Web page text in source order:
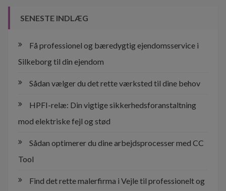
SENESTE INDLÆG
Få professionel og bæredygtig ejendomsservice i
Silkeborg til din ejendom
Sådan vælger du det rette værksted til dine behov
HPFI-relæ: Din vigtige sikkerhedsforanstaltning
mod elektriske fejl og stød
Sådan optimerer du dine arbejdsprocesser med CC
Tool
Find det rette malerfirma i Vejle til professionelt og